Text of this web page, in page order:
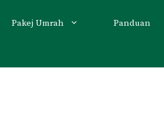
Pakej Umrah Panduan